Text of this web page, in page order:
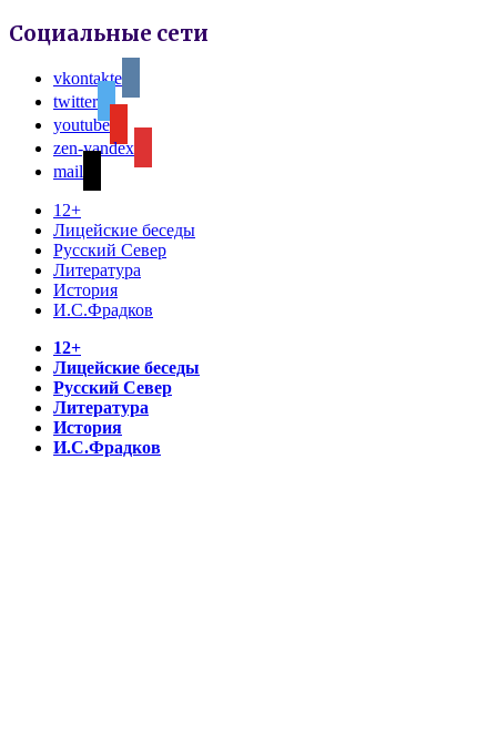
Социальные сети
vkontakte
twitter
youtube
zen-yandex
mail
12+
Лицейские беседы
Русский Север
Литература
История
И.С.Фрадков
12+
Лицейские беседы
Русский Север
Литература
История
И.С.Фрадков